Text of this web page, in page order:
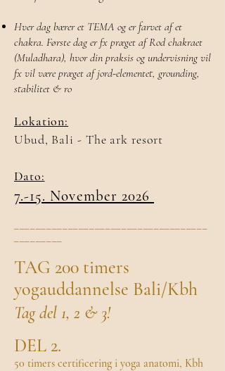
Hver dag bærer et TEMA og er farvet af et
chakra. Første dag er fx præget af Rod chakraet
(Muladhara), hvor din praksis og undervisning vil
fx vil være præget af jord-elementet, grounding,
stabilitet & ro
Lokation:
Ubud, Bali - The ark resort
Dato:
7.-15. November 2026
TAG 200 timers
yogauddannelse Bali/Kbh
Tag del 1, 2 & 3!
DEL 2.
50 timers certificering i yoga anatomi, Kbh